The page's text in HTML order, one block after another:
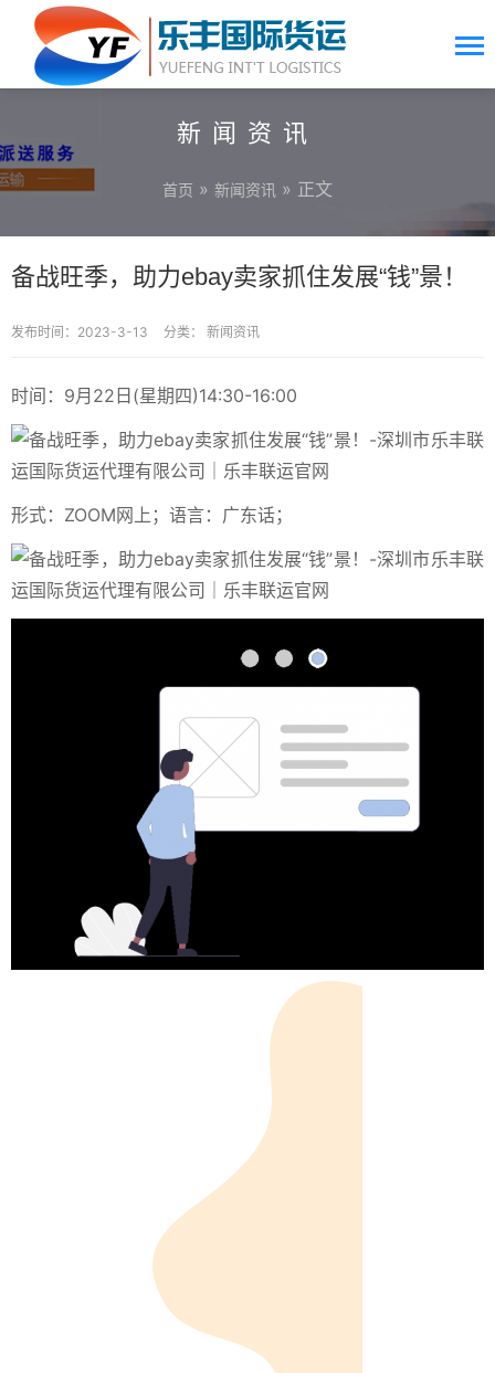
新闻资讯
首页 » 新闻资讯 » 正文
备战旺季，助力ebay卖家抓住发展“钱”景！
发布时间：2023-3-13 分类： 新闻资讯
时间：9月22日(星期四)14:30-16:00
形式：ZOOM网上；语言：广东话；